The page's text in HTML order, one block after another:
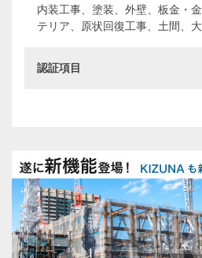
内装工事、塗装、外壁、板金・
テリア、原状回復工事、土間、
認証項目